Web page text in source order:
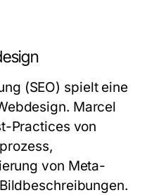
(SEO) spielt eine
Marcel
Practices von
von Meta-